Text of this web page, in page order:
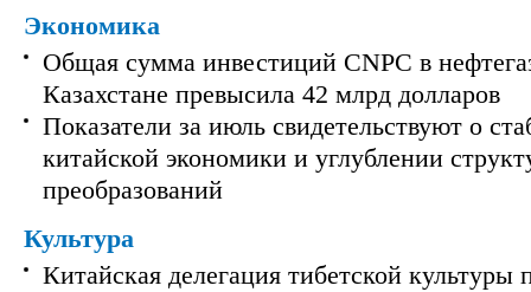
Экономика
Общая сумма инвестиций CNPC в
Казахстане превысила 42 млрд долларов
Показатели за июль свидетельствуют о
китайской экономики и углублении
преобразований
Культура
Китайская делегация тибетской культуры